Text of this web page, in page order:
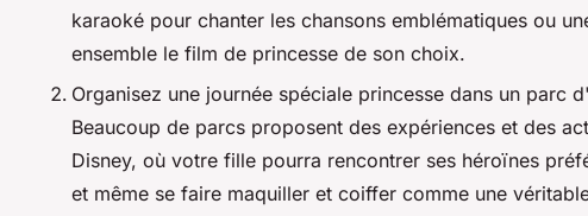
karaoké pour chanter les chansons emblématiques ou
ensemble le film de princesse de son choix.
Organisez une journée spéciale princesse dans un parc
Beaucoup de parcs proposent des expériences et des
Disney, où votre fille pourra rencontrer ses héroïnes
et même se faire maquiller et coiffer comme une